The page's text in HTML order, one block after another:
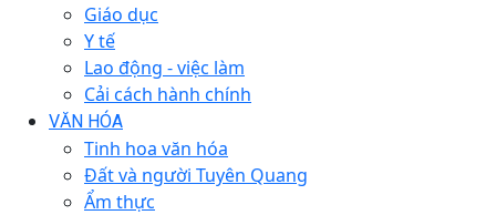
Giáo dục
Y tế
Lao động - việc làm
Cải cách hành chính
VĂN HÓA
Tinh hoa văn hóa
Đất và người Tuyên Quang
Ẩm thực